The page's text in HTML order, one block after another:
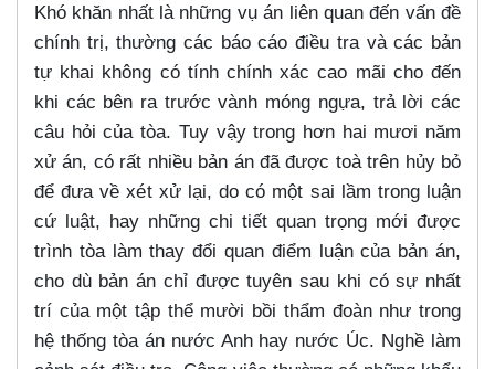
Khó khăn nhất là những vụ án liên quan đến vấn đề
chính trị, thường các báo cáo điều tra và các bản
tự khai không có tính chính xác cao mãi cho đến
khi các bên ra trước vành móng ngựa, trả lời các
câu hỏi của tòa. Tuy vậy trong hơn hai mươi năm
xử án, có rất nhiều bản án đã được toà trên hủy bỏ
để đưa về xét xử lại, do có một sai lầm trong luận
cứ luật, hay những chi tiết quan trọng mới được
trình tòa làm thay đổi quan điểm luận của bản án,
cho dù bản án chỉ được tuyên sau khi có sự nhất
trí của một tập thể mười bồi thẩm đoàn như trong
hệ thống tòa án nước Anh hay nước Úc. Nghề làm